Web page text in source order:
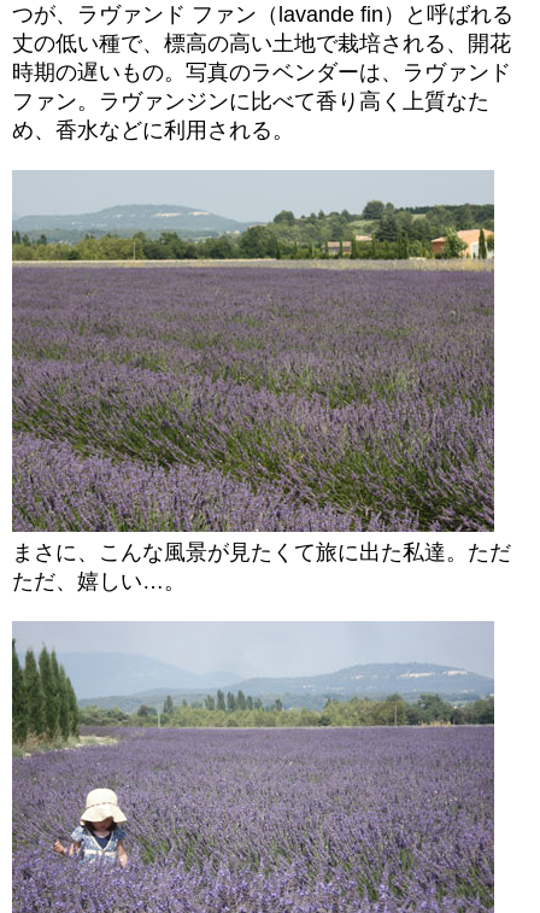
つが、ラヴァンド ファン（lavande fin）と呼ばれる
丈の低い種で、標高の高い土地で栽培される、開花
時期の遅いもの。写真のラベンダーは、ラヴァンド
ファン。ラヴァンジンに比べて香り高く上質なた
め、香水などに利用される。
まさに、こんな風景が見たくて旅に出た私達。ただ
ただ、嬉しい…。